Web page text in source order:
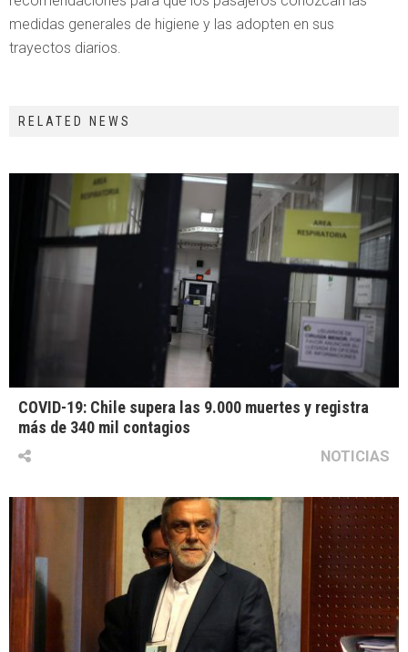
medidas generales de higiene y las adopten en sus
trayectos diarios.
RELATED NEWS
COVID-19: Chile supera las 9.000 muertes y registra
más de 340 mil contagios
NOTICIAS